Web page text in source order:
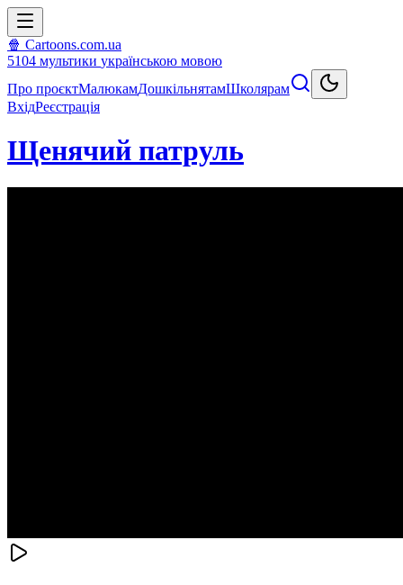
🍿 Cartoons.com.ua
5104 мультики українською мовою
Про проєктМалюкамДошкільнятамШколярам
ВхідРеєстрація
Щенячий патруль